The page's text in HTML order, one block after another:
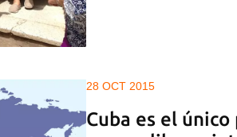
28 OCT 2015
Cuba es el